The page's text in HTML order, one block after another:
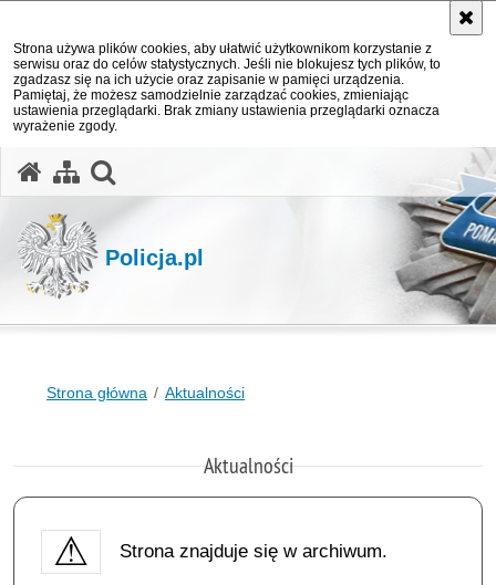
Strona używa plików cookies, aby ułatwić użytkownikom korzystanie z
serwisu oraz do celów statystycznych. Jeśli nie blokujesz tych plików, to
zgadzasz się na ich użycie oraz zapisanie w pamięci urządzenia.
Pamiętaj, że możesz samodzielnie zarządzać cookies, zmieniając
ustawienia przeglądarki. Brak zmiany ustawienia przeglądarki oznacza
wyrażenie zgody.
Policja.pl
Strona główna Aktualności
Aktualności
Strona znajduje się w archiwum.